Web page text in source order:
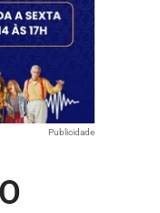
para
baixo
aumentar
ou
diminuir
Publicidade